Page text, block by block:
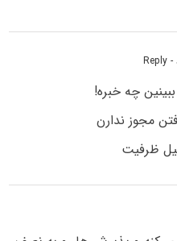
- Reply
چه خبره!
مجوز ندارن
ظرفیت